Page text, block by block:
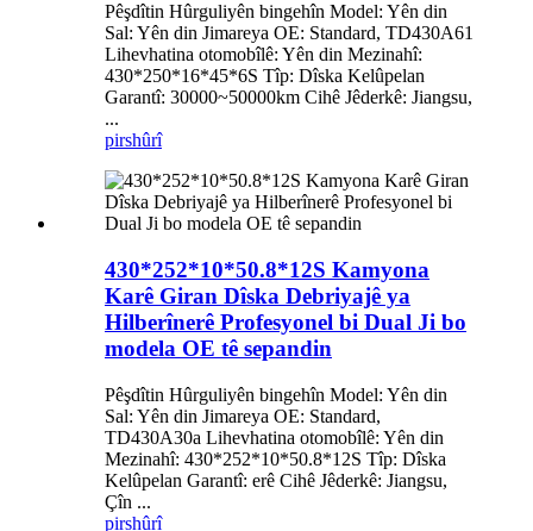
Pêşdîtin Hûrguliyên bingehîn Model: Yên din
Sal: Yên din Jimareya OE: Standard, TD430A61
Lihevhatina otomobîlê: Yên din Mezinahî:
430*250*16*45*6S Tîp: Dîska Kelûpelan
Garantî: 30000~50000km Cihê Jêderkê: Jiangsu,
...
pirshûrî
430*252*10*50.8*12S Kamyona
Karê Giran Dîska Debriyajê ya
Hilberînerê Profesyonel bi Dual Ji bo
modela OE tê sepandin
Pêşdîtin Hûrguliyên bingehîn Model: Yên din
Sal: Yên din Jimareya OE: Standard,
TD430A30a Lihevhatina otomobîlê: Yên din
Mezinahî: 430*252*10*50.8*12S Tîp: Dîska
Kelûpelan Garantî: erê Cihê Jêderkê: Jiangsu,
Çîn ...
pirshûrî